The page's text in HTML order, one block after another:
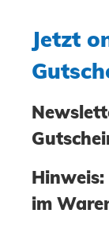
Jetzt
im